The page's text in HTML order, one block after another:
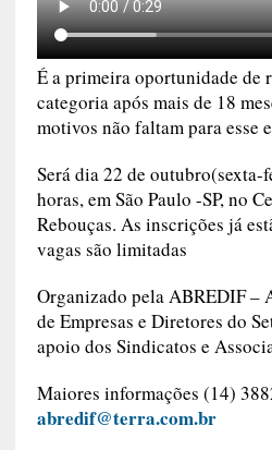
É a primeira oportunidade de
categoria após mais de 18
motivos não faltam para esse
Será dia 22 de outubro(sexta-
horas, em São Paulo -SP, no
Rebouças. As inscrições já
vagas são limitadas
Organizado pela ABREDIF –
de Empresas e Diretores do
apoio dos Sindicatos e
Maiores informações (14)
abredif@terra.com.br